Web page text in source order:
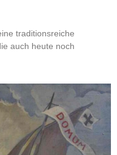
traditionsreiche
auch heute noch